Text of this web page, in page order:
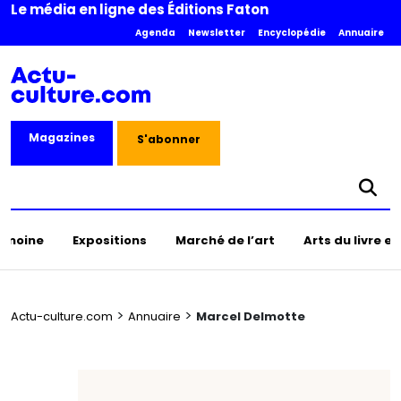
Le média en ligne des Éditions Faton
Agenda Newsletter Encyclopédie Annuaire
Magazines S'abonner
Expositions Marché de l’art Arts du livre
Actu-culture.com > Annuaire > Marcel Delmotte